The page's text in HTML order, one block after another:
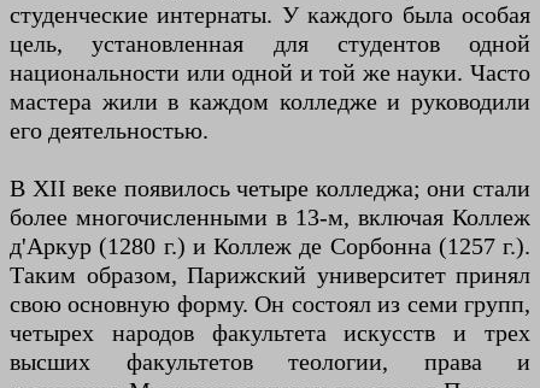
студенческие интернаты. У каждого была особая
цель, установленная для студентов одной
национальности или одной и той же науки. Часто
мастера жили в каждом колледже и руководили
его деятельностью.
В XII веке появилось четыре колледжа; они стали
более многочисленными в 13-м, включая Коллеж
д'Аркур (1280 г.) и Коллеж де Сорбонна (1257 г.).
Таким образом, Парижский университет принял
свою основную форму. Он состоял из семи групп,
четырех народов факультета искусств и трех
высших факультетов теологии, права и